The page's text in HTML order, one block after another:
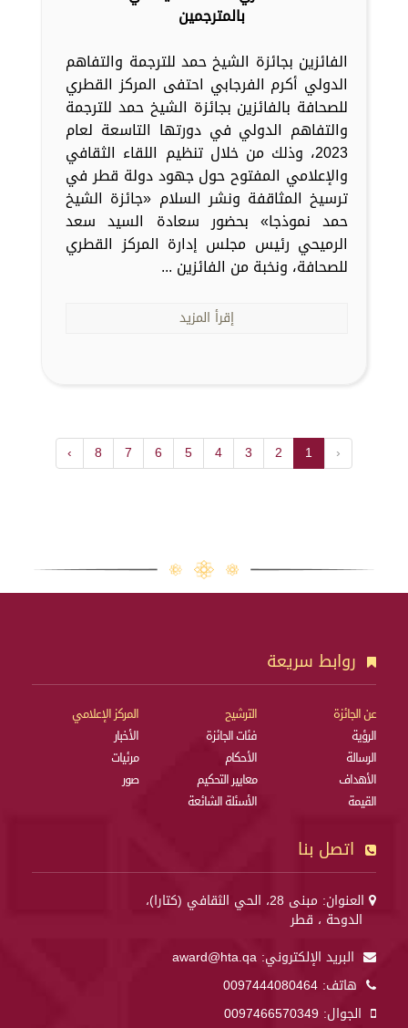
بالمترجمين
الفائزين بجائزة الشيخ حمد للترجمة والتفاهم
الدولي أكرم الفرجابي احتفى المركز القطري
للصحافة بالفائزين بجائزة الشيخ حمد للترجمة
والتفاهم الدولي في دورتها التاسعة لعام
2023، وذلك من خلال تنظيم اللقاء الثقافي
والإعلامي المفتوح حول جهود دولة قطر في
ترسيخ المثاقفة ونشر السلام «جائزة الشيخ
حمد نموذجا» بحضور سعادة السيد سعد
الرميحي رئيس مجلس إدارة المركز القطري
للصحافة، ونخبة من الفائزين ...
إقرأ المزيد
‹
1
2
3
4
5
6
7
8
›
روابط سريعة
عن الجائزة
الرؤية
الرسالة
الأهداف
القيمة
الترشيح
فئات الجائزة
الأحكام
معايير التحكيم
الأسئلة الشائعة
المركز الإعلامي
الأخبار
مرئيات
صور
اتصل بنا
العنوان: مبنى 28، الحي الثقافي (كتارا)،
الدوحة ، قطر
البريد الإلكتروني: award@hta.qa
هاتف: 0097444080464
الجوال: 0097466570349